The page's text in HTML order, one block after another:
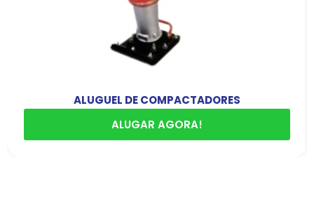
ALUGUEL DE COMPACTADORES
ALUGAR AGORA!